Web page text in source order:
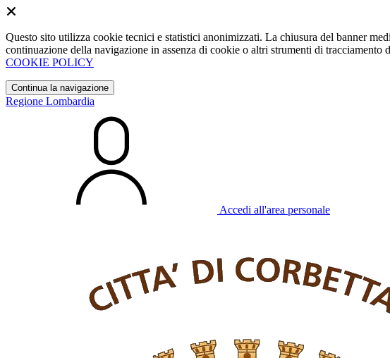
Questo sito utilizza cookie tecnici e statistici anonimizzati. La chiusura del banner
continuazione della navigazione in assenza di cookie o altri strumenti di tracciamento
COOKIE POLICY
Continua la navigazione
Regione Lombardia
Accedi all'area personale